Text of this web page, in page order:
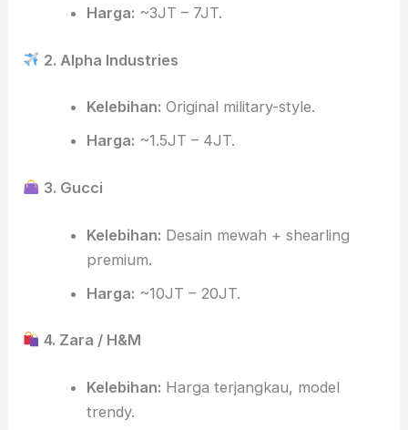
Harga: ~3JT – 7JT.
2. Alpha Industries
Kelebihan: Original military-style.
Harga: ~1.5JT – 4JT.
3. Gucci
Kelebihan: Desain mewah + shearling
premium.
Harga: ~10JT – 20JT.
4. Zara / H&M
Kelebihan: Harga terjangkau, model
trendy.